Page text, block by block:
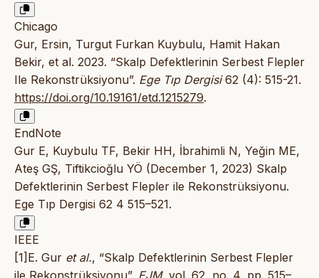
Chicago
Gur, Ersin, Turgut Furkan Kuybulu, Hamit Hakan
Bekir, et al. 2023. “Skalp Defektlerinin Serbest Flepler
Ile Rekonstrüksiyonu”. Ege Tıp Dergisi62 (4): 515-21.
https://doi.org/10.19161/etd.1215279.
EndNote
Gur E, Kuybulu TF, Bekir HH, İbrahimli N, Yeğin ME,
Ateş GŞ, Tiftikcioğlu YÖ (December 1, 2023) Skalp
Defektlerinin Serbest Flepler ile Rekonstrüksiyonu.
Ege Tıp Dergisi 62 4 515–521.
IEEE
[1]E. Gur et al., “Skalp Defektlerinin Serbest Flepler